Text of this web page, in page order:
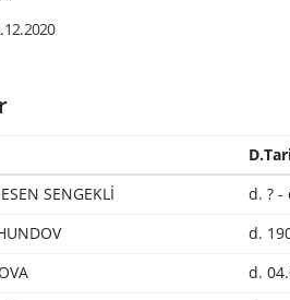
SENGEKLİ d. ? -
d.
d.